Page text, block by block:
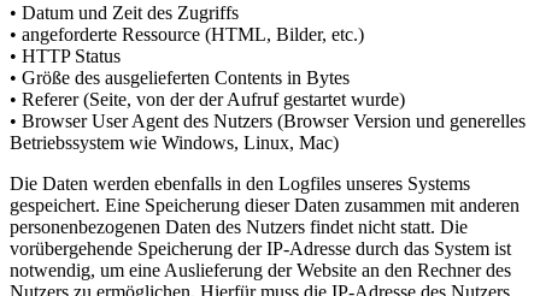
• Datum und Zeit des Zugriffs
• angeforderte Ressource (HTML, Bilder, etc.)
• HTTP Status
• Größe des ausgelieferten Contents in Bytes
• Referer (Seite, von der der Aufruf gestartet wurde)
• Browser User Agent des Nutzers (Browser Version und generelles
Betriebssystem wie Windows, Linux, Mac)
Die Daten werden ebenfalls in den Logfiles unseres Systems
gespeichert. Eine Speicherung dieser Daten zusammen mit anderen
personenbezogenen Daten des Nutzers findet nicht statt. Die
vorübergehende Speicherung der IP-Adresse durch das System ist
notwendig, um eine Auslieferung der Website an den Rechner des
Nutzers zu ermöglichen. Hierfür muss die IP-Adresse des Nutzers